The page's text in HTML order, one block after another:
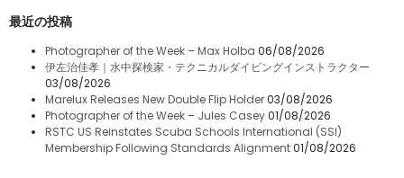
最近の投稿
Photographer of the Week – Max Holba 06/08/2026
伊左治佳孝｜水中探検家・テクニカルダイビングインストラクター
03/08/2026
Marelux Releases New Double Flip Holder03/08/2026
Photographer of the Week – Jules Casey01/08/2026
RSTC US Reinstates Scuba Schools International (SSI)
Membership Following Standards Alignment01/08/2026